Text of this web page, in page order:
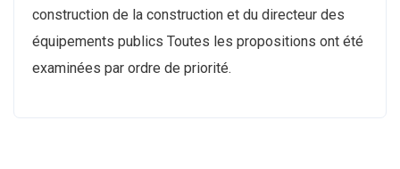
construction de la construction et du directeur des
équipements publics Toutes les propositions ont été
examinées par ordre de priorité.